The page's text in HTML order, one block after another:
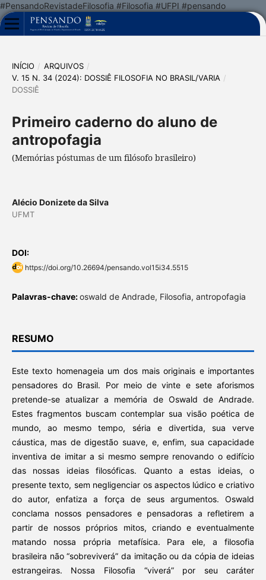
#PensandoRevistadeFilosofia #Filosofia #UFPI #pensando
INÍCIO / ARQUIVOS /
V. 15 N. 34 (2024): DOSSIÊ FILOSOFIA NO BRASIL/VARIA /
DOSSIÊ
Primeiro caderno do aluno de
antropofagia
(Memórias póstumas de um filósofo brasileiro)
Alécio Donizete da Silva
UFMT
DOI:
https://doi.org/10.26694/pensando.vol15i34.5515
Palavras-chave:oswald de Andrade, Filosofia, antropofagia
RESUMO
Este texto homenageia um dos mais originais e importantes
pensadores do Brasil. Por meio de vinte e sete aforismos
pretende-se atualizar a memória de Oswald de Andrade.
Estes fragmentos buscam contemplar sua visão poética de
mundo, ao mesmo tempo, séria e divertida, sua verve
cáustica, mas de digestão suave, e, enfim, sua capacidade
inventiva de imitar a si mesmo sempre renovando o edifício
das nossas ideias filosóficas. Quanto a estas ideias, o
presente texto, sem negligenciar os aspectos lúdico e criativo
do autor, enfatiza a força de seus argumentos. Oswald
conclama nossos pensadores e pensadoras a refletirem a
partir de nossos próprios mitos, criando e eventualmente
matando nossa própria metafísica. Para ele, a filosofia
brasileira não “sobreviverá” da imitação ou da cópia de ideias
estrangeiras. Nossa Filosofia “viverá” por seu caráter